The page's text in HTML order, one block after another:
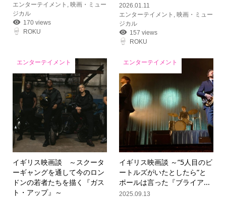
エンターテイメント , 映画・ミュー
ジカル
170 views
ROKU
2026.01.11
エンターテイメント , 映画・ミュー
ジカル
157 views
ROKU
エンターテイメント
イギリス映画談 ～スクータ
ーギャングを通して今のロン
ドンの若者たちを描く『ガス
ト・アップ』～
エンターテイメント
イギリス映画談 ～”5人目のビ
ートルズがいたとしたら”と
ポールは言った『ブライア...
2025.09.13